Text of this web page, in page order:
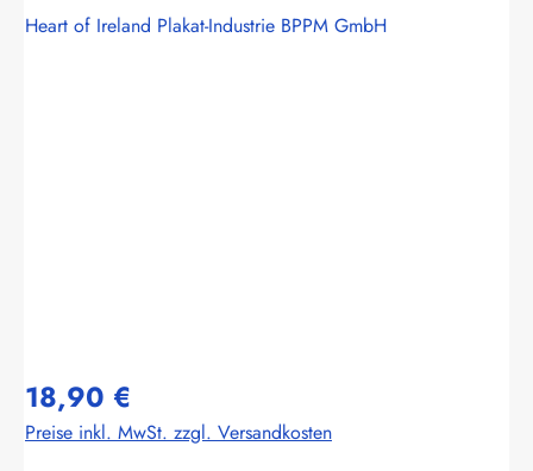
Heart of Ireland Plakat-Industrie BPPM GmbH
18,90 €
Preise inkl. MwSt. zzgl. Versandkosten